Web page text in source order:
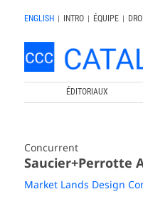
ENGLISH | INTRO | ÉQUIPE |
ÉDITORIAUX
Concurrent
Saucier+Perrotte
Market Lands Design